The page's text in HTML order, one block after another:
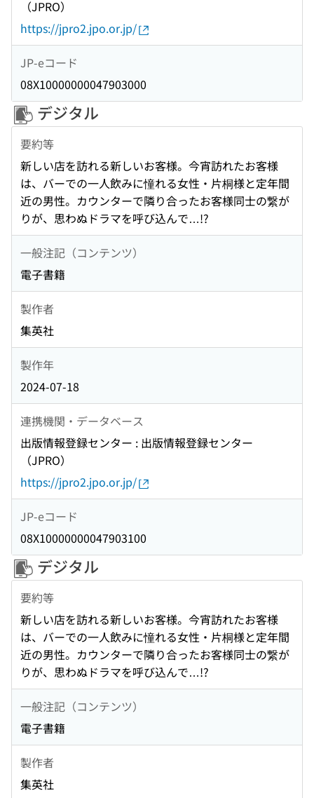
（JPRO）
https://jpro2.jpo.or.jp/
JP-eコード
08X10000000047903000
デジタル
要約等
新しい店を訪れる新しいお客様。今宵訪れたお客様
は、バーでの一人飲みに憧れる女性・片桐様と定年間
近の男性。カウンターで隣り合ったお客様同士の繋が
りが、思わぬドラマを呼び込んで…!?
一般注記（コンテンツ）
電子書籍
製作者
集英社
製作年
2024-07-18
連携機関・データベース
出版情報登録センター : 出版情報登録センター
（JPRO）
https://jpro2.jpo.or.jp/
JP-eコード
08X10000000047903100
デジタル
要約等
新しい店を訪れる新しいお客様。今宵訪れたお客様
は、バーでの一人飲みに憧れる女性・片桐様と定年間
近の男性。カウンターで隣り合ったお客様同士の繋が
りが、思わぬドラマを呼び込んで…!?
一般注記（コンテンツ）
電子書籍
製作者
集英社